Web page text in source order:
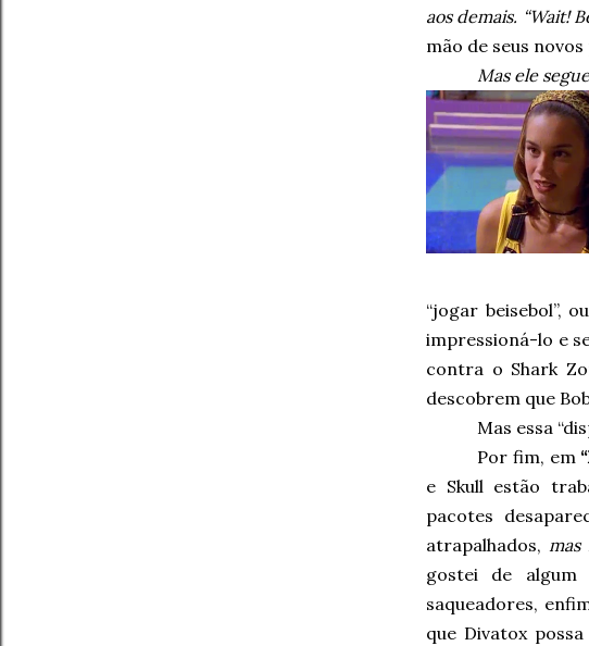
aos demais. “Wait!
mão de seus
Mas ele
“jogar beisebol”,
impressioná-lo e
contra o Shark
descobrem que
Mas essa
Por fim, em
e Skull estão
pacotes
atrapalhados, mas
gostei de
saqueadores,
que Divatox